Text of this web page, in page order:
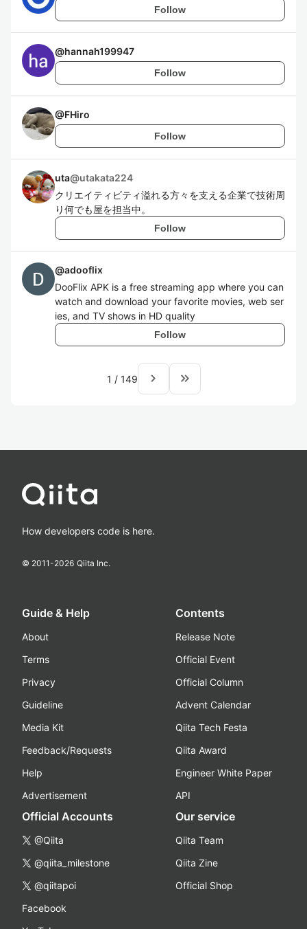
Follow
@hannah199947
Follow
@FHiro
Follow
uta@utakata224
クリエイティビティ溢れる方々を支える企業で技術周
り何でも屋を担当中。
Follow
@adooflix
DooFlix APK is a free streaming app where you can
watch and download your favorite movies, web ser
ies, and TV shows in HD quality
Follow
1 / 149 navigate_next keyboard_double_arrow_right
How developers code is here.
© 2011-2026 Qiita Inc.
Guide & Help
About
Terms
Privacy
Guideline
Media Kit
Feedback/Requests
Help
Advertisement
Contents
Release Note
Official Event
Official Column
Advent Calendar
Qiita Tech Festa
Qiita Award
Engineer White Paper
API
Official Accounts
@Qiita
@qiita_milestone
@qiitapoi
Facebook
Our service
Qiita Team
Qiita Zine
Official Shop